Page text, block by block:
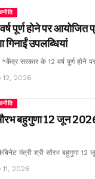
पूर्ण होने पर आयोजित
गिनाईं उपलब्धियां
सरकार के 12 वर्ष पूर्ण होने
12, 2026
बहुगुणा 12 जून
मंत्री श्री सौरभ बहुगुणा
11, 2026